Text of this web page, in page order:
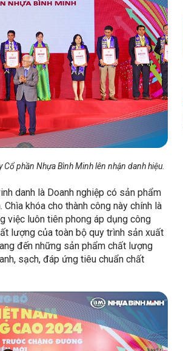
Ống HDPE Gân
Phụ tùng HDPE Gân
Keo dán PVC
Keo dán PVC
Keo dán PVC không mùi
phần Nhựa Bình Minh lên nhận danh hiệu.
danh là Doanh nghiệp có sản phẩm
khóa cho thành công này chính là
việc luôn tiên phong áp dụng công
lượng của toàn bộ quy trình sản xuất
đến những sản phẩm chất lượng
sạch, đáp ứng tiêu chuẩn chất